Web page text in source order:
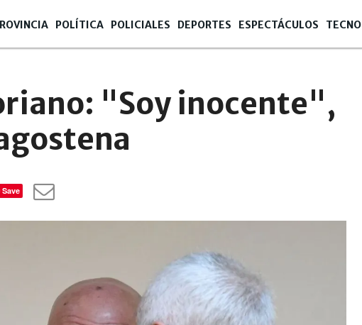
POLÍTICA POLICIALES DEPORTES ESPECTÁCULOS TECNO
"Soy inocente",
Save